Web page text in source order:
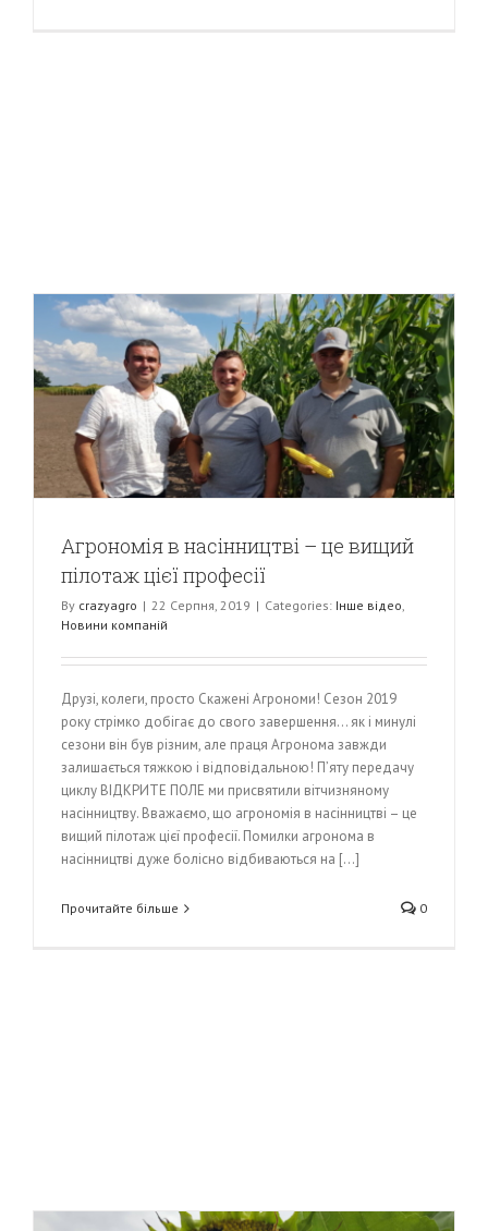
Агрономія в насінництві – це вищий
пілотаж цієї професії
By crazyagro | 22 Серпня, 2019 | Categories: Інше відео
Новини компаній
Друзі, колеги, просто Скажені Агрономи! Сезон 2019
року стрімко добігає до свого завершення… як і минулі
сезони він був різним, але праця Агронома завжди
залишається тяжкою і відповідальною! П’яту передачу
циклу ВІДКРИТЕ ПОЛЕ ми присвятили вітчизняному
насінництву. Вважаємо, що агрономія в насінництві – це
вищий пілотаж цієї професії. Помилки агронома в
насінництві дуже болісно відбиваються на [...]
Прочитайте більше 0